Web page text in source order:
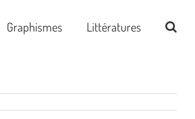
Graphismes Littératures